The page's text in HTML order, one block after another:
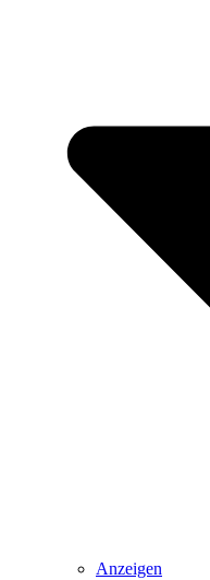
Anzeigen